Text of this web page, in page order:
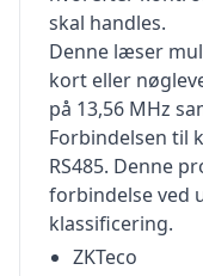
skal handles.
Denne læser
kort eller
på 13,56 MHz
Forbindelsen til
RS485. Denne
forbindelse ved
klassificering.
ZKTeco